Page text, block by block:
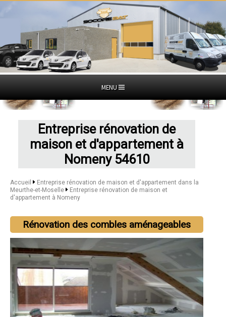
MENU
Entreprise rénovation de
maison et d'appartement à
Nomeny 54610
Accueil
Entreprise rénovation de maison et d'appartement dans la
Meurthe-et-Moselle
Entreprise rénovation de maison et
d'appartement à Nomeny
Rénovation des combles aménageables